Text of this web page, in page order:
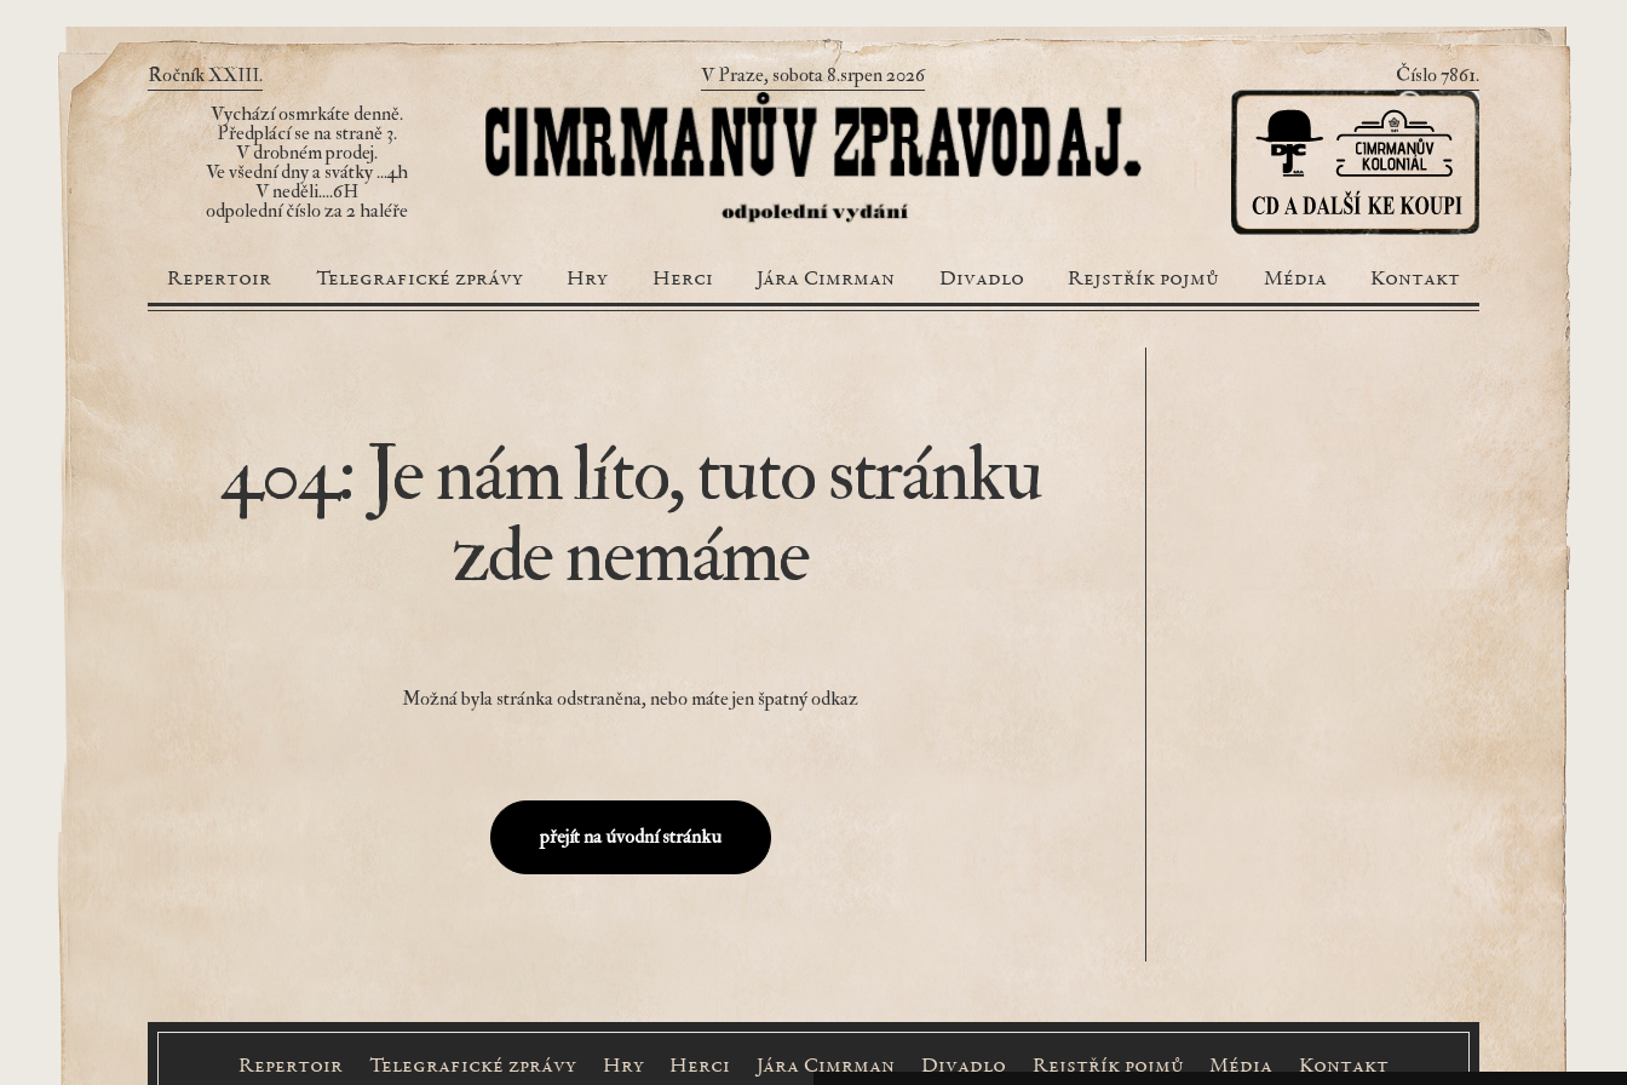
Ročník XXIII. V Praze, sobota 8.srpen 2026
Číslo 7861.
Vychází osmrkáte denně.
Předplácí se na straně 3.
V drobném prodej.
Ve všední dny a svátky ...4h
V neděli....6H
odpolední číslo za 2 haléře
Repertoir Telegrafické zprávy Hry Herci Jára Cimrman Divadlo Rejstřík pojmů Média Kontakt
404: Je nám líto, tuto stránku
zde nemáme
Možná byla stránka odstraněna, nebo máte jen špatný odkaz
přejít na úvodní stránku
Repertoir Telegrafické zprávy Hry Herci Jára Cimrman Divadlo Rejstřík pojmů Média Kontakt